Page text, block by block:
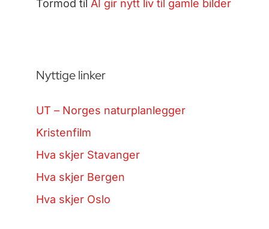
Tormod til AI gir nytt liv til gamle bilder
Nyttige linker
UT – Norges naturplanlegger
Kristenfilm
Hva skjer Stavanger
Hva skjer Bergen
Hva skjer Oslo